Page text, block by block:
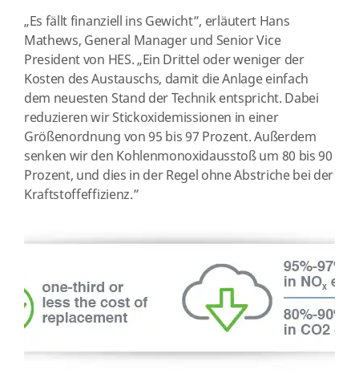
„Es fällt finanziell ins Gewicht”, erläutert Hans
Mathews, General Manager und Senior Vice
President von HES. „Ein Drittel oder weniger der
Kosten des Austauschs, damit die Anlage einfach
dem neuesten Stand der Technik entspricht. Dabei
reduzieren wir Stickoxidemissionen in einer
Größenordnung von 95 bis 97 Prozent. Außerdem
senken wir den Kohlenmonoxidausstoß um 80 bis 90
Prozent, und dies in der Regel ohne Abstriche bei der
Kraftstoffeffizienz.”